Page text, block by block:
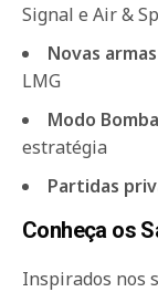
Signal e Air &
Novas
LMG
Modo Bomba
estratégia
Partidas
Conheça os
Inspirados nos